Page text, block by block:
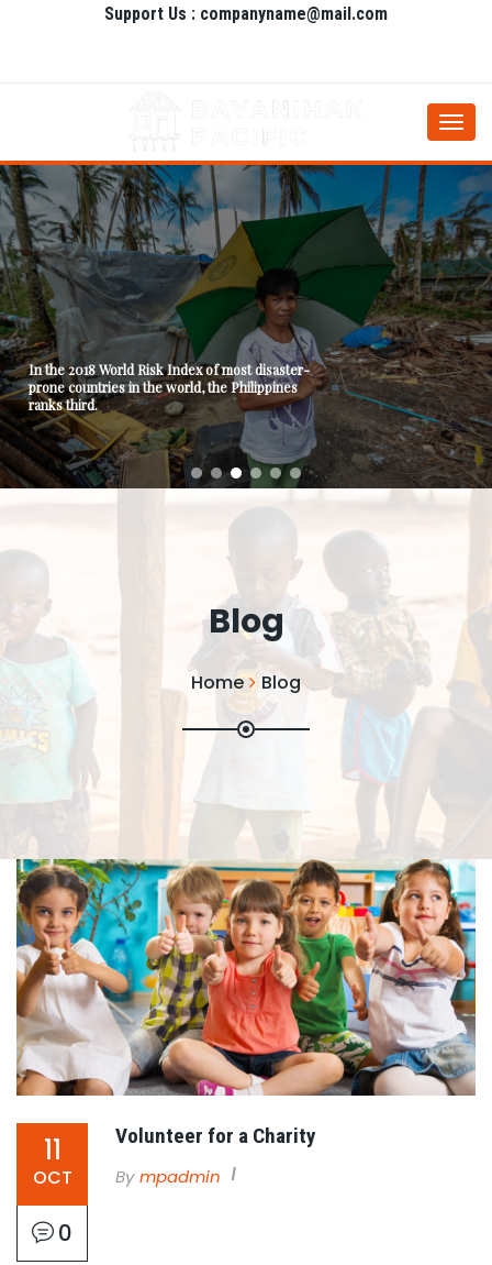
Support Us : companyname@mail.com
In the 2018 World Risk Index of most disaster-
prone countries in the world, the Philippines
ranks third.
Blog
Home Blog
11
OCT
0
Volunteer for a Charity
By Mpadmin